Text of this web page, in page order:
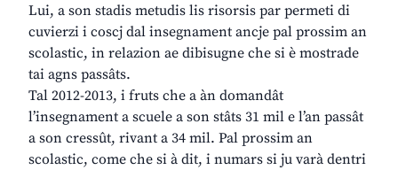
Lui, a son stadis metudis lis risorsis par permeti di
cuvierzi i coscj dal insegnament ancje pal prossim an
scolastic, in relazion ae dibisugne che si è mostrade
tai agns passâts.
Tal 2012-2013, i fruts che a àn domandât
l’insegnament a scuele a son stâts 31 mil e l’an passât
a son cressût, rivant a 34 mil. Pal prossim an
scolastic, come che si à dit, i numars si ju varà dentri